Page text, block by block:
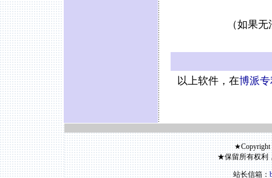
（如果
以上软件，在博派
★Copyright
★保留所有权利
站长信箱：